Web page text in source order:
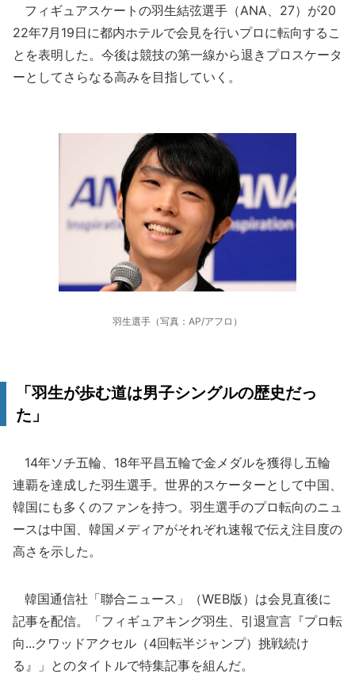
フィギュアスケートの羽生結弦選手（ANA、27）が20
22年7月19日に都内ホテルで会見を行いプロに転向するこ
とを表明した。今後は競技の第一線から退きプロスケータ
ーとしてさらなる高みを目指していく。
羽生選手（写真：AP/アフロ）
「羽生が歩む道は男子シングルの歴史だっ
た」
14年ソチ五輪、18年平昌五輪で金メダルを獲得し五輪
連覇を達成した羽生選手。世界的スケーターとして中国、
韓国にも多くのファンを持つ。羽生選手のプロ転向のニュ
ースは中国、韓国メディアがそれぞれ速報で伝え注目度の
高さを示した。
韓国通信社「聯合ニュース」（WEB版）は会見直後に
記事を配信。「フィギュアキング羽生、引退宣言『プロ転
向...クワッドアクセル（4回転半ジャンプ）挑戦続け
る』」とのタイトルで特集記事を組んだ。